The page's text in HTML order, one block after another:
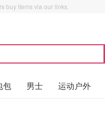
buy items via our links.
包 男士 运动户外